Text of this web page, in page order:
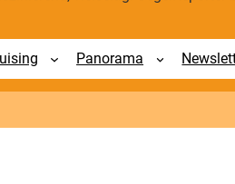
Panorama